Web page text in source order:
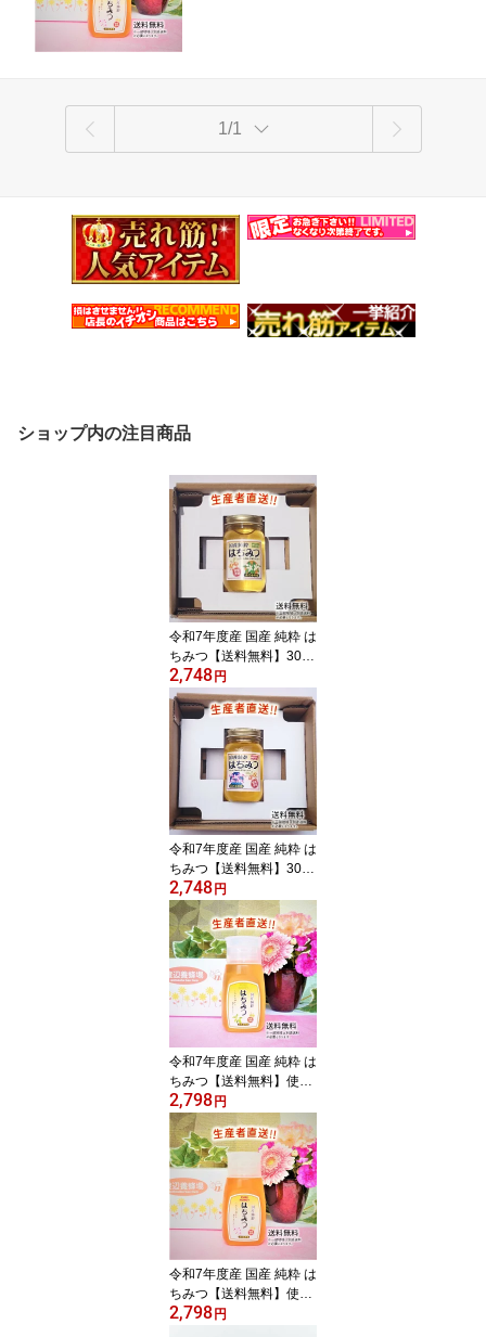
1/1
ショップ内の注目商品
令和7年度産 国産 純粋 は
ちみつ【送料無料】300g
（みかん畑から届きまし
た） 日本製 はちみつ ハ
チミツ ハニー HONEY 蜂
蜜 瓶詰 生産者直送 愛媛
県産 国産蜂蜜 国産ハチ
ミツ 送料無料
2,748 円
令和7年度産 国産 純粋 は
ちみつ【送料無料】300g
（れんげ畑から届きまし
た） 日本製 はちみつ ハ
チミツ ハニー HONEY 蜂
蜜 瓶詰 生産者直送 愛媛
県産 国産蜂蜜 国産ハチ
ミツ 送料無料
2,748 円
令和7年度産 国産 純粋 は
ちみつ【送料無料】使い
やすい便利容器300g（み
かん畑から届きました）
日本製 はちみつ ハチミ
ツ ハニー HONEY 蜂蜜
プラ容器 生産者直送 愛
媛県産 国産蜂蜜 国産ハ
チミツ 送料無料
2,798 円
令和7年度産 国産 純粋 は
ちみつ【送料無料】使い
やすい便利容器300g（れ
2,798 円